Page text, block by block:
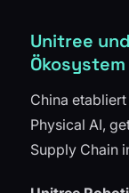
Unitree
Ökosystem
China
Physical AI,
Supply Chain